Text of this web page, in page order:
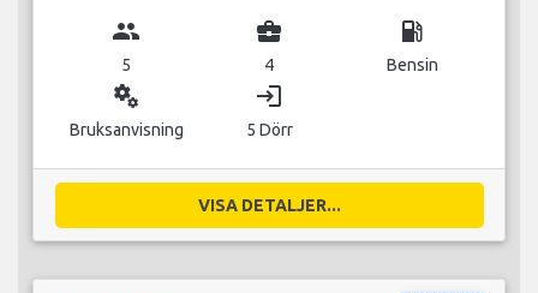
group
5
business_center
4
local_gas_station
Bensin
miscellaneous_services
Bruksanvisning
login
5 Dörr
VISA DETALJER...